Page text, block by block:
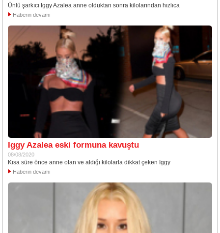
Ünlü şarkıcı Iggy Azalea anne olduktan sonra kilolarından hızlıca
Haberin devamı
Iggy Azalea eski formuna kavuştu
08/08/2020
Kısa süre önce anne olan ve aldığı kilolarla dikkat çeken Iggy
Haberin devamı